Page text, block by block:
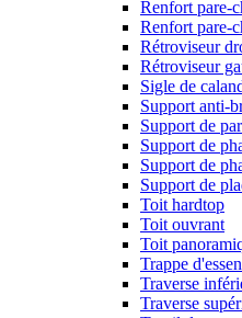
Renfort pare-
Renfort pare-
Rétroviseur
Rétroviseur
Sigle de
Support anti-
Support de
Support de
Support de
Support de
Toit hardtop
Toit ouvrant
Toit
Trappe
Traverse
Traverse